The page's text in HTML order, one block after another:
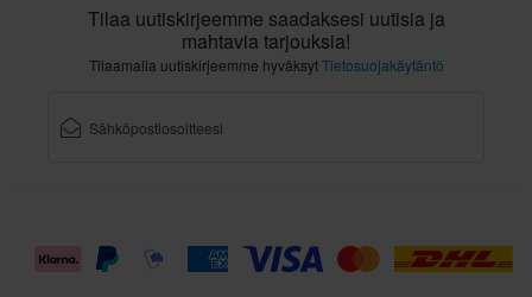
Tilaa uutiskirjeemme saadaksesi uutisia ja
mahtavia tarjouksia!
Tilaamalla uutiskirjeemme hyväksytTietosuojakäytäntö